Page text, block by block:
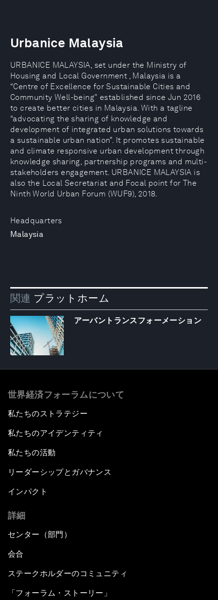
Headquarters
Malaysia
Urbanice Malaysia
URBANICE MALAYSIA, set under the Ministry of
Housing and Local Government , Malaysia is a
“Centre of Excellence for Sustainable Cities and
Community Well-being" established since Jun 2016
to create better cities in Malaysia. With a tagline
“advocating the sharing of knowledge and
development of integrated urban solutions towards
a sustainable urban nation”. It promotes sustainable
and climate responsive urban development through
knowledge sharing, partnership programs and multi-
stakeholders engagement. URBANICE MALAYSIA is
also the Local Secretariat and Focal point for The
Ninth World Urban Forum (WUF9), 2018.
関連 プラットホーム
アーバントランスフォーメーション
世界経済フォーラムについて
私たちのストラテジー
私たちのアイデンティティ
私たちの活動
リーダーシップとガバナンス
インパクト
詳細
センター（部門）
会合
ステークホルダーのコミュニティ
「フォーラム・ストーリー」